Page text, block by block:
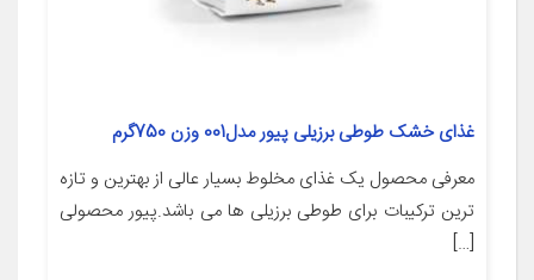
غذای خشک طوطی برزیلی پیور مدل001 وزن 750گرم
معرفی محصول یک غذای مخلوط بسیار عالی از بهترین و تازه
ترین ترکیبات برای طوطی برزیلی ها می باشد.پیور محصولی
[…]